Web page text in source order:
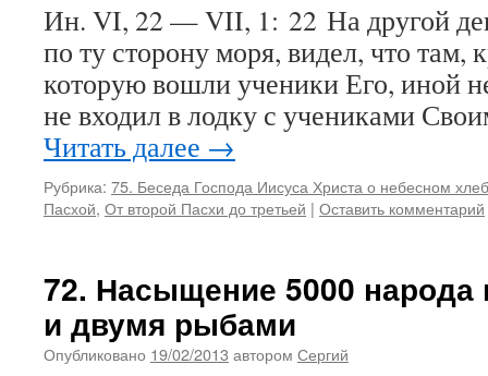
Ин. VI, 22 — VII, 1: 22 На другой
по ту сторону моря, видел, что там,
которую вошли ученики Его, иной
не входил в лодку с учениками
Читать далее →
Рубрика: 75. Беседа Господа Иисуса Христа о небесном
Пасхой, От второй Пасхи до третьей | Оставить комментарий
72. Насыщение 5000
и двумя рыбами
Опубликовано 19/02/2013 автором Сергий